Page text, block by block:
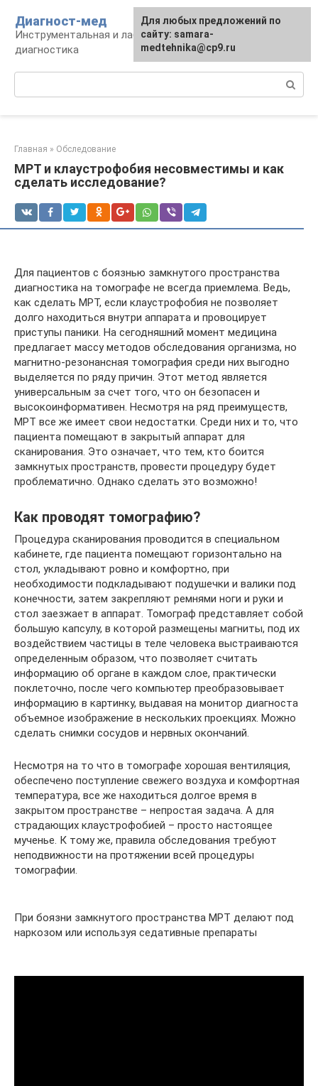
контенту
Диагност-мед
Инструментальная и лабораторная
диагностика
Главная » Обследование
МРТ и клаустрофобия несовместимы и как
сделать исследование?
Для пациентов с боязнью замкнутого пространства
диагностика на томографе не всегда приемлема. Ведь,
как сделать МРТ, если клаустрофобия не позволяет
долго находиться внутри аппарата и провоцирует
приступы паники. На сегодняшний момент медицина
предлагает массу методов обследования организма, но
магнитно-резонансная томография среди них выгодно
выделяется по ряду причин. Этот метод является
универсальным за счет того, что он безопасен и
высокоинформативен. Несмотря на ряд преимуществ,
МРТ все же имеет свои недостатки. Среди них и то, что
пациента помещают в закрытый аппарат для
сканирования. Это означает, что тем, кто боится
замкнутых пространств, провести процедуру будет
проблематично. Однако сделать это возможно!
Как проводят томографию?
Процедура сканирования проводится в специальном
кабинете, где пациента помещают горизонтально на
стол, укладывают ровно и комфортно, при
необходимости подкладывают подушечки и валики под
конечности, затем закрепляют ремнями ноги и руки и
стол заезжает в аппарат. Томограф представляет собой
большую капсулу, в которой размещены магниты, под их
воздействием частицы в теле человека выстраиваются
определенным образом, что позволяет считать
информацию об органе в каждом слое, практически
поклеточно, после чего компьютер преобразовывает
информацию в картинку, выдавая на монитор диагноста
объемное изображение в нескольких проекциях. Можно
сделать снимки сосудов и нервных окончаний.
Несмотря на то что в томографе хорошая вентиляция,
обеспечено поступление свежего воздуха и комфортная
температура, все же находиться долгое время в
закрытом пространстве – непростая задача. А для
страдающих клаустрофобией – просто настоящее
мученье. К тому же, правила обследования требуют
неподвижности на протяжении всей процедуры
томографии.
При боязни замкнутого пространства МРТ делают под
наркозом или используя седативные препараты
Для любых предложений по
сайту: samara-
medtehnika@cp9.ru